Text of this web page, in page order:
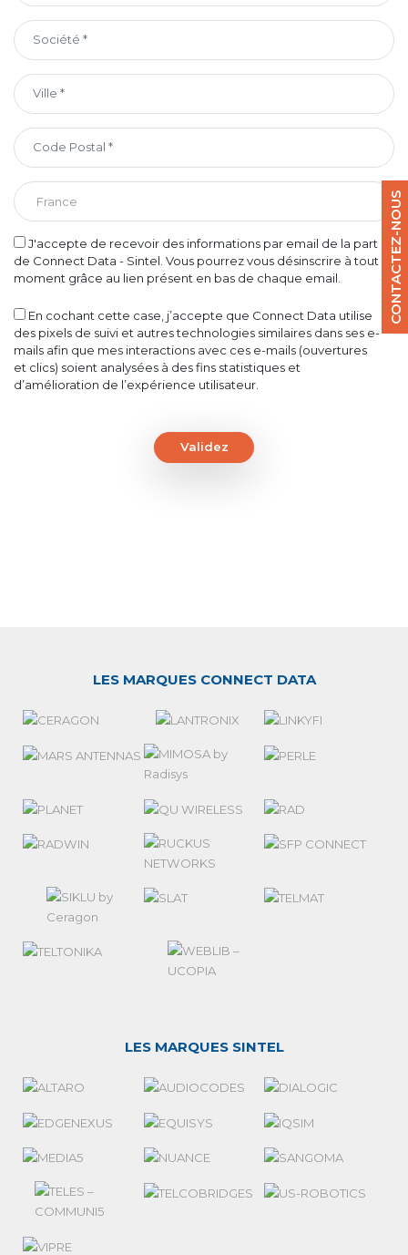
CONTACTEZ-NOUS
J'accepte de recevoir des informations par email de la part
de Connect Data - Sintel. Vous pourrez vous désinscrire à tout
moment grâce au lien présent en bas de chaque email.
En cochant cette case, j’accepte que Connect Data utilise
des pixels de suivi et autres technologies similaires dans ses e-
mails afin que mes interactions avec ces e-mails (ouvertures
et clics) soient analysées à des fins statistiques et
d’amélioration de l’expérience utilisateur.
Validez
LES MARQUES CONNECT DATA
LES MARQUES SINTEL